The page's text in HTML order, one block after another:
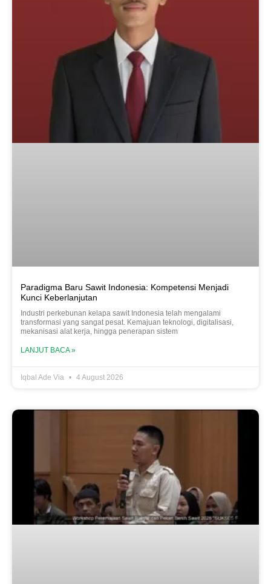
Paradigma Baru Sawit Indonesia: Kompetensi Menjadi
Kunci Keberlanjutan
Industri perkebunan kelapa sawit Indonesia telah mengalami
transformasi yang sangat pesat. Kemajuan teknologi, digitalisasi,
mekanisasi alat kerja, hingga penerapan sistem
LANJUT BACA »
Iqbal Ade Via 4 August 2026